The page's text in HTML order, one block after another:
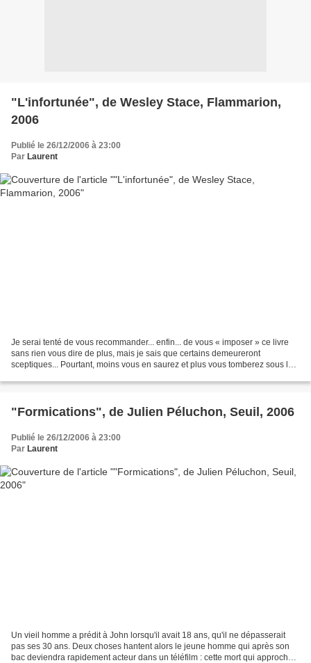
"L'infortunée", de Wesley Stace, Flammarion,
2006
Publié le 26/12/2006 à 23:00
Par Laurent
Je serai tenté de vous recommander... enfin... de vous « imposer » ce livre
sans rien vous dire de plus, mais je sais que certains demeureront
sceptiques... Pourtant, moins vous en saurez et plus vous tomberez sous le
"Formications", de Julien Péluchon, Seuil, 2006
Publié le 26/12/2006 à 23:00
Par Laurent
Un vieil homme a prédit à John lorsqu'il avait 18 ans, qu'il ne dépasserait
pas ses 30 ans. Deux choses hantent alors le jeune homme qui après son
bac deviendra rapidement acteur dans un téléfilm : cette mort qui approche